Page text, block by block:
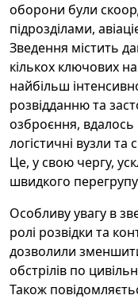
оборони були
підрозділами,
Зведення містить
кількох ключових
найбільш
розвідданню та
озброєння,
логістичні вузли
Це, у свою чергу,
швидкого
Особливу увагу в
ролі розвідки та
дозволили
обстрілів по
Також